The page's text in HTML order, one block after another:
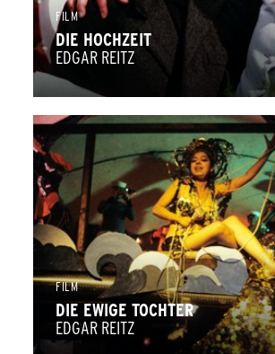
FILM
DIE HOCHZEIT
EDGAR REITZ
FILM
DIE EWIGE TOCHTER
EDGAR REITZ